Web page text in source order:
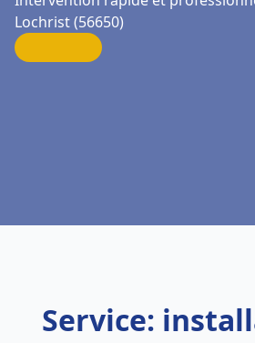
Lochrist (56650)
Service: